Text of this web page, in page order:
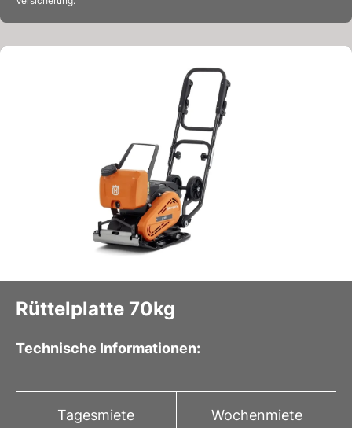
Rüttelplatte 70kg
Technische Informationen:
Tagesmiete
Wochenmiete